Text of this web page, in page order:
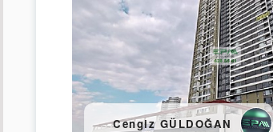
Kırklareli
Rize
Sakarya
Cengiz GÜLDOĞAN